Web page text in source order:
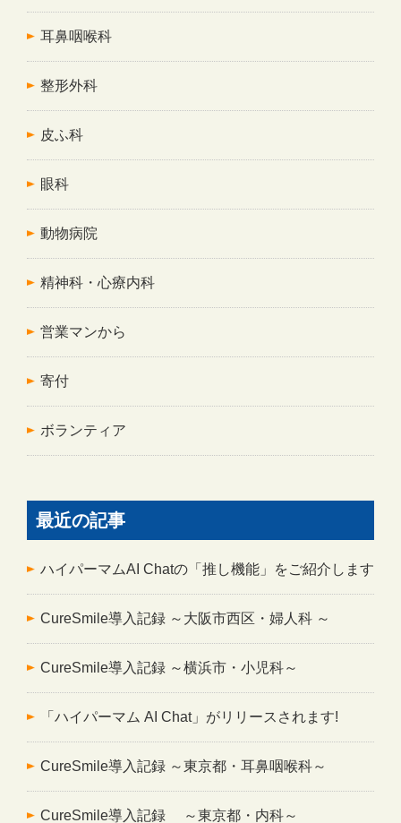
耳鼻咽喉科
整形外科
皮ふ科
眼科
動物病院
精神科・心療内科
営業マンから
寄付
ボランティア
最近の記事
ハイパーマムAI Chatの「推し機能」をご紹介します
CureSmile導入記録 ～大阪市西区・婦人科 ～
CureSmile導入記録 ～横浜市・小児科～
「ハイパーマム AI Chat」がリリースされます!
CureSmile導入記録 ～東京都・耳鼻咽喉科～
CureSmile導入記録 ～東京都・内科～